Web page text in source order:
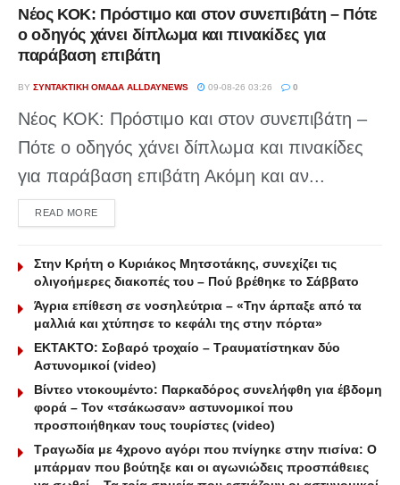
Νέος ΚΟΚ: Πρόστιμο και στον συνεπιβάτη – Πότε
ο οδηγός χάνει δίπλωμα και πινακίδες για
παράβαση επιβάτη
BY ΣΥΝΤΑΚΤΙΚΉ ΟΜΆΔΑ ALLDAYNEWS 09-08-26 03:26 0
Νέος ΚΟΚ: Πρόστιμο και στον συνεπιβάτη –
Πότε ο οδηγός χάνει δίπλωμα και πινακίδες
για παράβαση επιβάτη Ακόμη και αν...
READ MOREDETAILS
Στην Κρήτη ο Κυριάκος Μητσοτάκης, συνεχίζει τις
ολιγοήμερες διακοπές του – Πού βρέθηκε το Σάββατο
Άγρια επίθεση σε νοσηλεύτρια – «Την άρπαξε από τα
μαλλιά και χτύπησε το κεφάλι της στην πόρτα»
ΕΚΤΑΚΤΟ: Σοβαρό τροχαίο – Τραυματίστηκαν δύο
Αστυνομικοί (video)
Βίντεο ντοκουμέντο: Παρκαδόρος συνελήφθη για έβδομη
φορά – Τον «τσάκωσαν» αστυνομικοί που
προσποιήθηκαν τους τουρίστες (video)
Τραγωδία με 4χρονο αγόρι που πνίγηκε στην πισίνα: O
μπάρμαν που βούτηξε και οι αγωνιώδεις προσπάθειες